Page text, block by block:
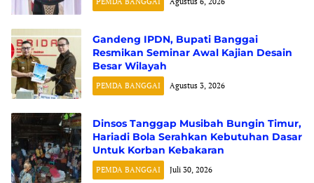
Gandeng IPDN, Bupati Banggai
Resmikan Seminar Awal Kajian Desain
Besar Wilayah
PEMDA BANGGAI Agustus 3, 2026
Dinsos Tanggap Musibah Bungin Timur,
Hariadi Bola Serahkan Kebutuhan Dasar
Untuk Korban Kebakaran
PEMDA BANGGAI Juli 30, 2026